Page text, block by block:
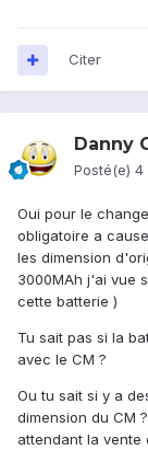
Citer
Danny
Posté(e) 4
Oui pour le
obligatoire a
les dimension
3000MAh j'ai vue
cette batterie )
Tu sait pas si la
avec le CM ?
Ou tu sait si y a
dimension du CM
attendant la vente